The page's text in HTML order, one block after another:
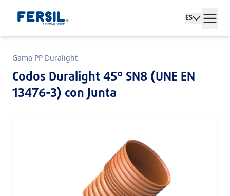
ES
Gama PP Duralight
Codos Duralight 45° SN8 (UNE EN
13476-3) con Junta